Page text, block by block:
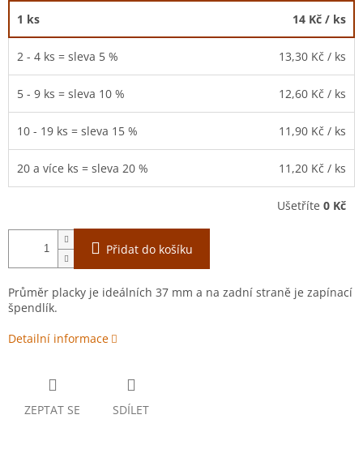
1 ks 14 Kč / ks
2 - 4 ks = sleva 5 % 13,30 Kč / ks
5 - 9 ks = sleva 10 % 12,60 Kč / ks
10 - 19 ks = sleva 15 % 11,90 Kč / ks
20 a více ks = sleva 20 % 11,20 Kč / ks
Ušetříte 0 Kč
Přidat do košíku
Průměr placky je ideálních 37 mm a na zadní straně je zapínací
špendlík.
Detailní informace
ZEPTAT SE SDÍLET